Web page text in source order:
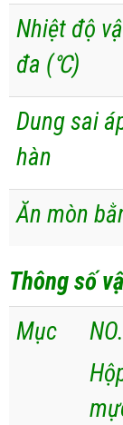
Nhiệt độ
đa (℃)
Dung sai
hàn
Ăn mòn
Thông số
Mục